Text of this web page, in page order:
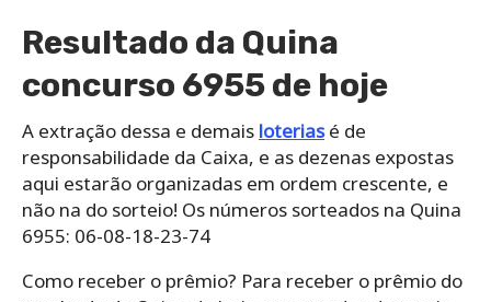
Resultado da Quina
concurso 6955 de hoje
A extração dessa e demais loteriasé de
responsabilidade da Caixa, e as dezenas expostas
aqui estarão organizadas em ordem crescente, e
não na do sorteio! Os números sorteados na Quina
6955: 06-08-18-23-74
Como receber o prêmio? Para receber o prêmio do